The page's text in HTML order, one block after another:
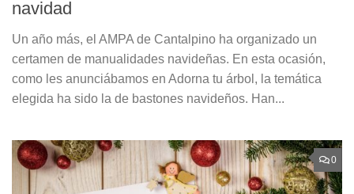
navidad
Un año más, el AMPA de Cantalpino ha organizado un
certamen de manualidades navideñas. En esta ocasión,
como les anunciábamos en Adorna tu árbol, la temática
elegida ha sido la de bastones navideños. Han...
0